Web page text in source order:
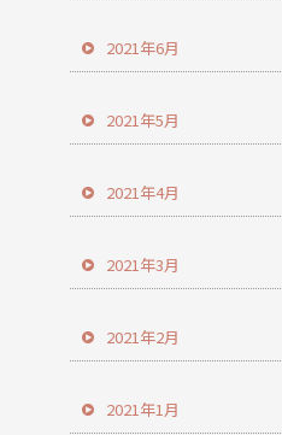
2021年6月
2021年5月
2021年4月
2021年3月
2021年2月
2021年1月